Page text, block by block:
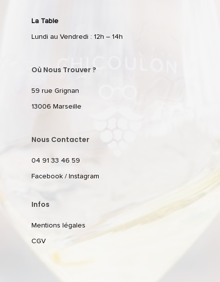
La Table
Lundi au Vendredi : 12h – 14h
Où Nous Trouver ?
59 rue Grignan
13006 Marseille
Nous Contacter
04 91 33 46 59
Facebook / Instagram
Infos
Mentions légales
CGV